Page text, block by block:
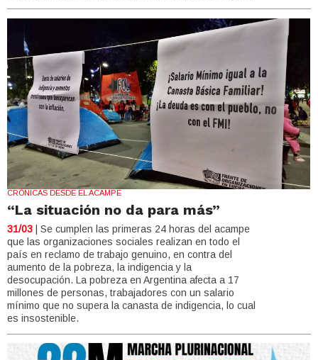
CRÓNICAS DESDE EL ACAMPE
“La situación no da para más”
31/03 | Se cumplen las primeras 24 horas del acampe
que las organizaciones sociales realizan en todo el
país en reclamo de trabajo genuino, en contra del
aumento de la pobreza, la indigencia y la
desocupación. La pobreza en Argentina afecta a 17
millones de personas, trabajadores con un salario
mínimo que no supera la canasta de indigencia, lo cual
es insostenible.